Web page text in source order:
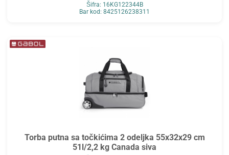
Šifra: 16KG122344B
Bar kod: 8425126238311
Torba putna sa točkićima 2 odeljka 55x32x29 cm
51l/2,2 kg Canada siva